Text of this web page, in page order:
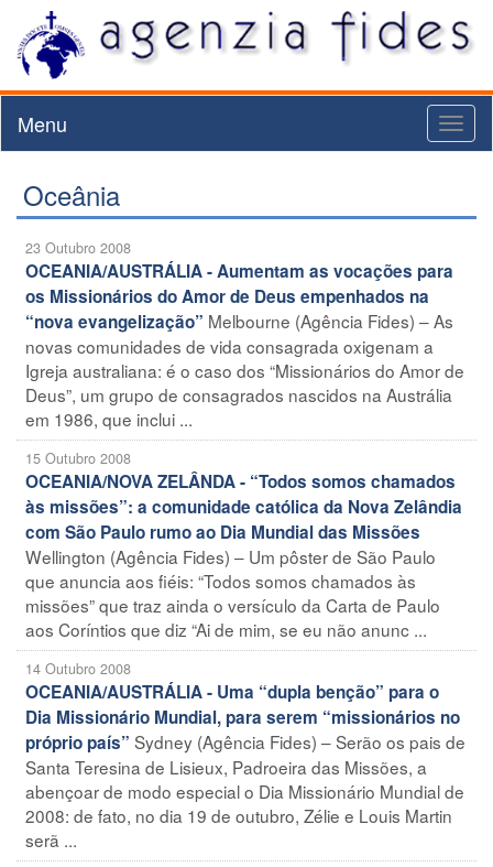
Menu
Oceânia
23 Outubro 2008
OCEANIA/AUSTRÁLIA - Aumentam as vocações para
os Missionários do Amor de Deus empenhados na
“nova evangelização” Melbourne (Agência Fides) – As
novas comunidades de vida consagrada oxigenam a
Igreja australiana: é o caso dos “Missionários do Amor de
Deus”, um grupo de consagrados nascidos na Austrália
em 1986, que inclui ...
15 Outubro 2008
OCEANIA/NOVA ZELÂNDA - “Todos somos chamados
às missões”: a comunidade católica da Nova Zelândia
com São Paulo rumo ao Dia Mundial das Missões
Wellington (Agência Fides) – Um pôster de São Paulo
que anuncia aos fiéis: “Todos somos chamados às
missões” que traz ainda o versículo da Carta de Paulo
aos Coríntios que diz “Ai de mim, se eu não anunc ...
14 Outubro 2008
OCEANIA/AUSTRÁLIA - Uma “dupla benção” para o
Dia Missionário Mundial, para serem “missionários no
próprio país” Sydney (Agência Fides) – Serão os pais de
Santa Teresina de Lisieux, Padroeira das Missões, a
abençoar de modo especial o Dia Missionário Mundial de
2008: de fato, no dia 19 de outubro, Zélie e Louis Martin
serã ...